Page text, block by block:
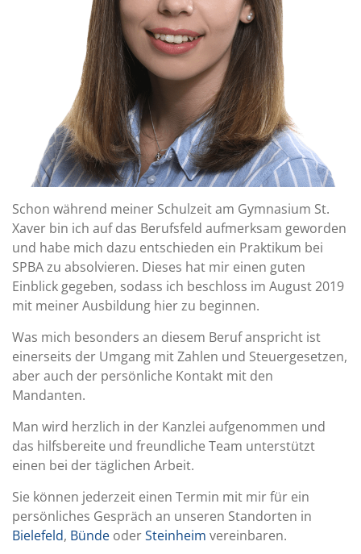
Schon während meiner Schulzeit am Gymnasium St.
Xaver bin ich auf das Berufsfeld aufmerksam geworden
und habe mich dazu entschieden ein Praktikum bei
SPBA zu absolvieren. Dieses hat mir einen guten
Einblick gegeben, sodass ich beschloss im August 2019
mit meiner Ausbildung hier zu beginnen.
Was mich besonders an diesem Beruf anspricht ist
einerseits der Umgang mit Zahlen und Steuergesetzen,
aber auch der persönliche Kontakt mit den
Mandanten.
Man wird herzlich in der Kanzlei aufgenommen und
das hilfsbereite und freundliche Team unterstützt
einen bei der täglichen Arbeit.
Sie können jederzeit einen Termin mit mir für ein
persönliches Gespräch an unseren Standorten in
Bielefeld, Bünde oderSteinheim vereinbaren.